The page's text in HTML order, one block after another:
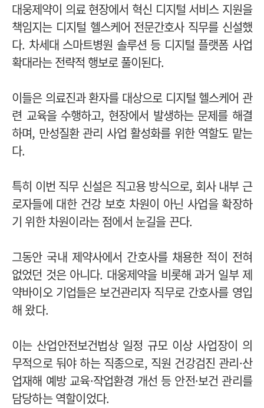
대웅제약이 의료 현장에서 혁신 디지털 서비스 지원을
책임지는 디지털 헬스케어 전문간호사 직무를 신설했
다. 차세대 스마트병원 솔루션 등 디지털 플랫폼 사업
확대라는 전략적 행보로 풀이된다.
이들은 의료진과 환자를 대상으로 디지털 헬스케어 관
련 교육을 수행하고, 현장에서 발생하는 문제를 해결
하며, 만성질환 관리 사업 활성화를 위한 역할도 맡는
다.
특히 이번 직무 신설은 직고용 방식으로, 회사 내부 근
로자들에 대한 건강 보호 차원이 아닌 사업을 확장하
기 위한 차원이라는 점에서 눈길을 끈다.
그동안 국내 제약사에서 간호사를 채용한 적이 전혀
없었던 것은 아니다. 대웅제약을 비롯해 과거 일부 제
약바이오 기업들은 보건관리자 직무로 간호사를 영입
해 왔다.
이는 산업안전보건법상 일정 규모 이상 사업장이 의
무적으로 둬야 하는 직종으로, 직원 건강검진 관리·산
업재해 예방 교육·작업환경 개선 등 안전·보건 관리를
담당하는 역할이었다.